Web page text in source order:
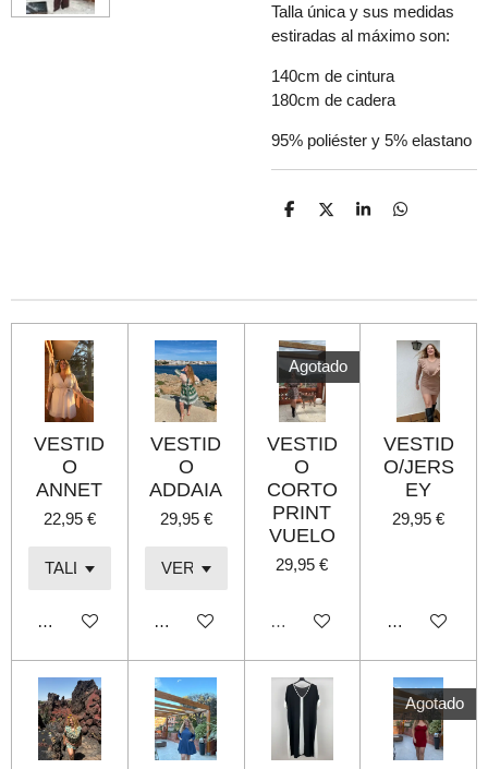
Talla única y sus medidas
estiradas al máximo son:
140cm de cintura
180cm de cadera
95% poliéster y 5% elastano
C
r
r
C
r
r
C
r
C
r
r
VESTID
O
ANNET
22,95 €
Añadir al carrito
VESTID
O
ADDAIA
29,95 €
Añadir al carrito
Agotado
VESTID
O
CORTO
PRINT
VUELO
29,95 €
Agotado
VESTID
O/JERS
EY
29,95 €
Añadir al
Agotado